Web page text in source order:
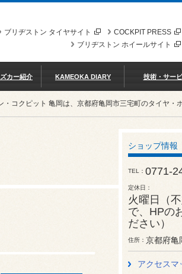
COCKPIT PRESS
ブリヂストン タイヤサイト
ブリヂストン ホイールサイト
カー紹介 KAMEOKA DIARY 技術・サー
・コクピット 亀岡は、京都府亀岡市三宅町のタイヤ・
ショップ情報
TEL 0771-
定休日
火曜日（
で、HPの
ださい）
住所 京都府亀
アクセスマ